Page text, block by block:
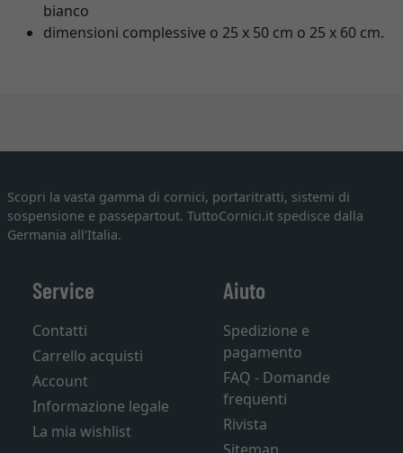
bianco
dimensioni complessive o 25 x 50 cm o 25 x 60 cm.
Scopri la vasta gamma di cornici, portaritratti, sistemi di
sospensione e passepartout. TuttoCornici.it spedisce dalla
Germania all'Italia.
Service
Contatti
Carrello acquisti
Account
Informazione legale
La mia wishlist
Aiuto
Spedizione e
pagamento
FAQ - Domande
frequenti
Rivista